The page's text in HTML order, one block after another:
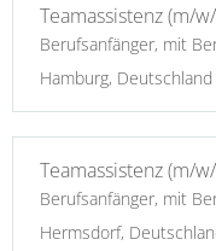
Teamassistenz (m/
Berufsanfänger, mit
Hamburg, Deutschland
Teamassistenz (m/
Berufsanfänger, mit
Hermsdorf,